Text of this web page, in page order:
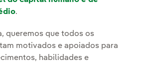
.
queremos que todos os
motivados e apoiados para
habilidades e